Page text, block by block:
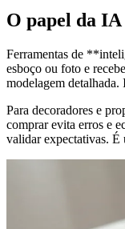
O papel da
Ferramentas de
esboço ou foto e
modelagem detalhada.
Para decoradores e
comprar evita erros e
validar expectativas. É